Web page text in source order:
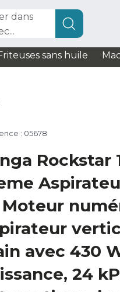
dans
sans huile
: 05678
Rockstar
avec 430
24